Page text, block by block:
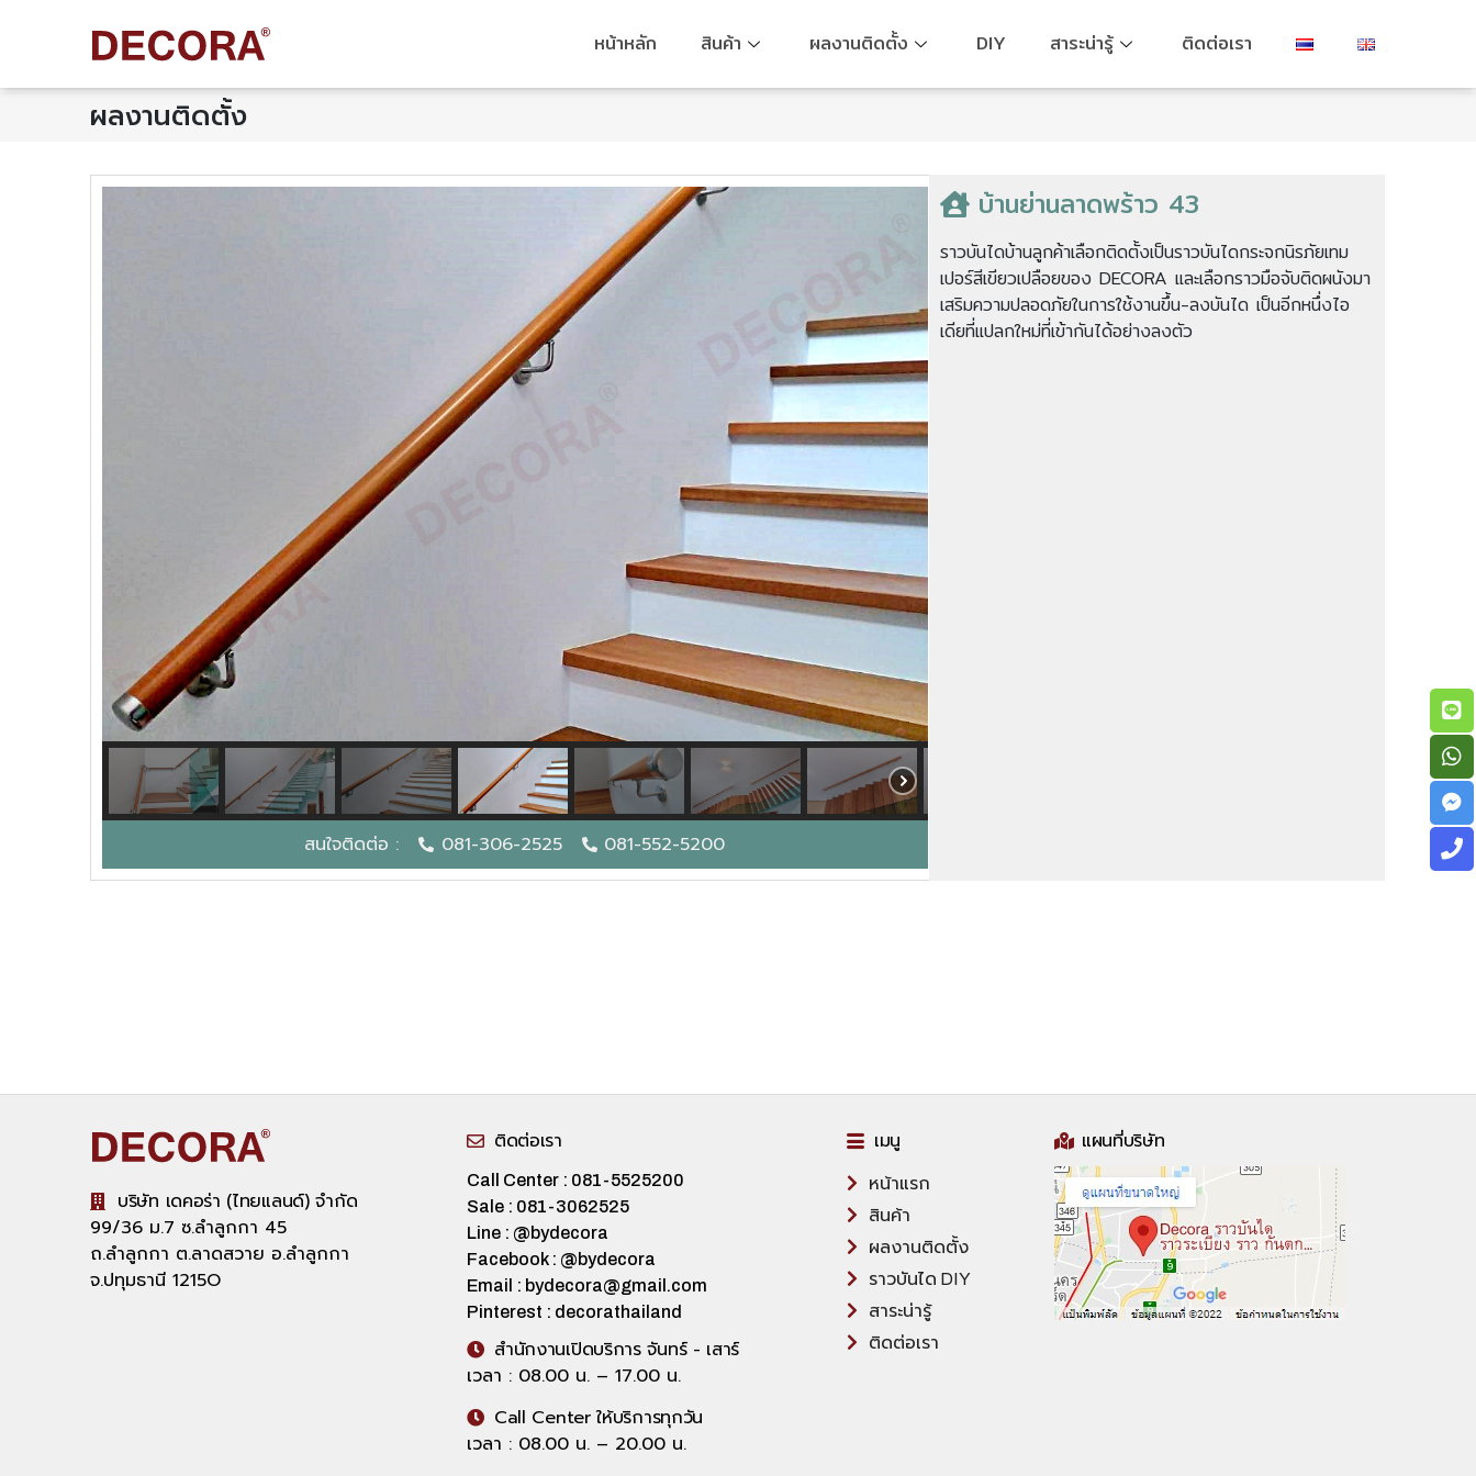
หน้าหลัก สินค้า ผลงานติดตั้ง DIY สาระน่ารู้ ติดต่อเรา
ผลงานติดตั้ง
สนใจติดต่อ : 081-306-2525 081-552-5200
บ้านย่านลาดพร้าว 43
ราวบันไดบ้านลูกค้าเลือกติดตั้งเป็นราวบันไดกระจกนิรภัยเทม
เปอร์สีเขียวเปลือยของ DECORA และเลือกราวมือจับติดผนังมา
เสริมความปลอดภัยในการใช้งานขึ้น-ลงบันได เป็นอีกหนึ่งไอ
เดียที่แปลกใหม่ที่เข้ากันได้อย่างลงตัว
บริษัท เดคอร่า (ไทยแลนด์) จำกัด
99/36 ม.7 ซ.ลำลูกกา 45
ถ.ลำลูกกา ต.ลาดสวาย อ.ลำลูกกา
จ.ปทุมธานี 1215O
ติดต่อเรา
Call Center : 081-5525200
Sale : 081-3062525
Line : @bydecora
Facebook : @bydecora
Email : bydecora@gmail.com
Pinterest : decorathailand
สำนักงานเปิดบริการ จันทร์ - เสาร์
เวลา : 08.00 น. – 17.00 น.
Call Center ให้บริการทุกวัน
เวลา : 08.00 น. – 20.00 น.
เมนู
หน้าแรก
สินค้า
ผลงานติดตั้ง
ราวบันได DIY
สาระน่ารู้
ติดต่อเรา
แผนที่บริษัท